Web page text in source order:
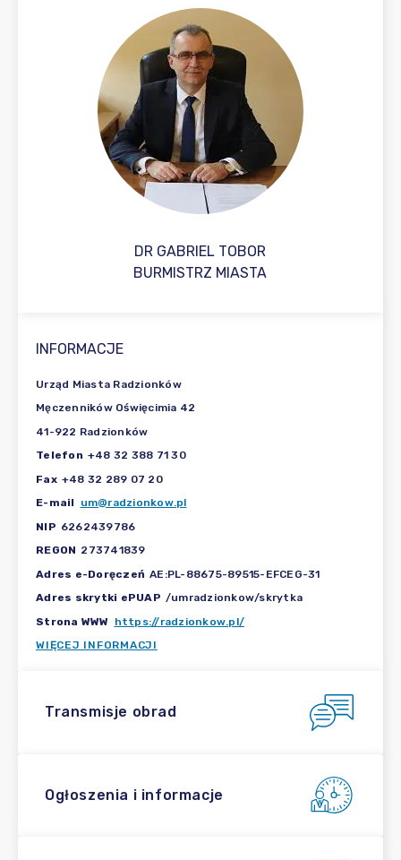
DR GABRIEL TOBOR
BURMISTRZ MIASTA
INFORMACJE
Urząd Miasta Radzionków
Męczenników Oświęcimia 42
41-922 Radzionków
Telefon +48 32 388 71 30
Fax +48 32 289 07 20
E-mail
um@radzionkow.pl
NIP 6262439786
REGON 273741839
Adres e-Doręczeń AE:PL-88675-89515-EFCEG-31
Adres skrytki ePUAP /umradzionkow/skrytka
Strona WWW https://radzionkow.pl/
WIĘCEJ INFORMACJI
Transmisje obrad
Ogłoszenia i informacje